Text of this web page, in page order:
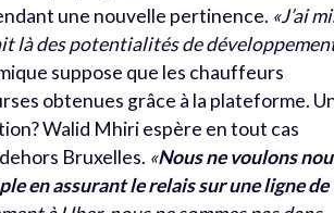
une nouvelle pertinence. «J’ai
là des potentialités de
suppose que les chauffeurs
obtenues grâce à la plateforme.
Walid Mhiri espère en tout cas
Bruxelles. «Nous ne voulons
en assurant le relais sur une ligne de